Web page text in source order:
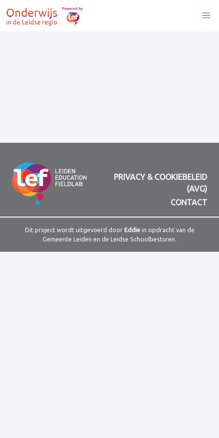
PRIVACY & COOKIEBELEID
(AVG)
CONTACT
Dit project wordt uitgevoerd door Eddiein opdracht van de
Gemeente Leiden en de Leidse Schoolbesturen.